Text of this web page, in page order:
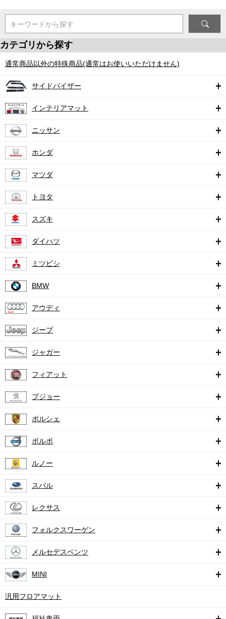
キーワードから探す
カテゴリから探す
通常商品以外の特殊商品(通常はお使いいただけません)
サイドバイザー
インテリアマット
ニッサン
ホンダ
マツダ
トヨタ
スズキ
ダイハツ
ミツビシ
BMW
アウディ
ジープ
ジャガー
フィアット
プジョー
ポルシェ
ボルボ
ルノー
スバル
レクサス
フォルクスワーゲン
メルセデスベンツ
MINI
汎用フロアマット